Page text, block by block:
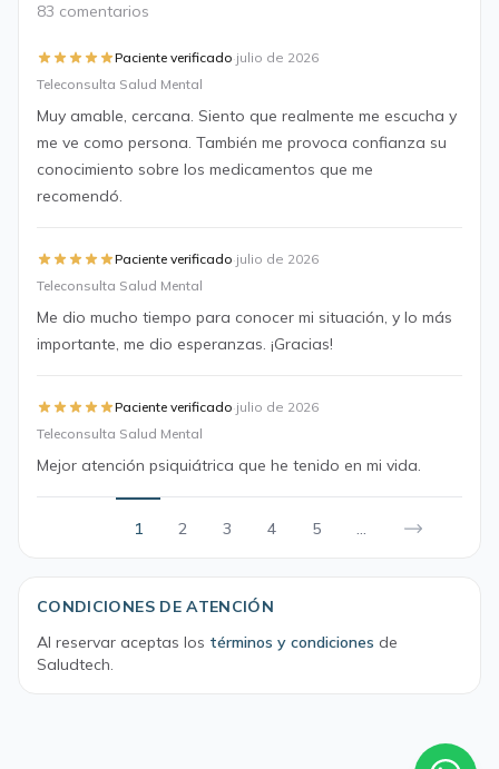
83 comentarios
Paciente verificado·julio de 2026
Teleconsulta Salud Mental
Muy amable, cercana. Siento que realmente me escucha y
me ve como persona. También me provoca confianza su
conocimiento sobre los medicamentos que me
recomendó.
Paciente verificado·julio de 2026
Teleconsulta Salud Mental
Me dio mucho tiempo para conocer mi situación, y lo más
importante, me dio esperanzas. ¡Gracias!
Paciente verificado·julio de 2026
Teleconsulta Salud Mental
Mejor atención psiquiátrica que he tenido en mi vida.
1 2 3 4 5 ...
CONDICIONES DE ATENCIÓN
Al reservar aceptas los términos y condiciones de
Saludtech.